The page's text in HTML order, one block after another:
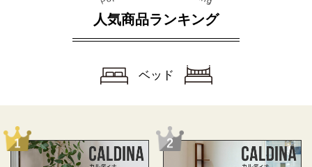
人気商品ランキング
ベッド